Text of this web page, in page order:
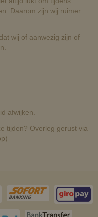
Daarom zijn wij ruimer
wij of aanwezig zijn of
afwijken.
tijden? Overleg gerust via